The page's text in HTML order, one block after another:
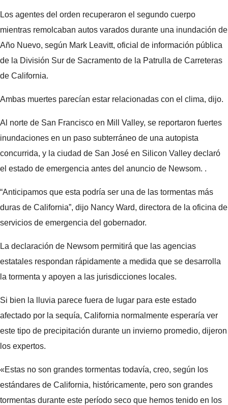
Los agentes del orden recuperaron el segundo cuerpo
mientras remolcaban autos varados durante una inundación de
Año Nuevo, según Mark Leavitt, oficial de información pública
de la División Sur de Sacramento de la Patrulla de Carreteras
de California.
Ambas muertes parecían estar relacionadas con el clima, dijo.
Al norte de San Francisco en Mill Valley, se reportaron fuertes
inundaciones en un paso subterráneo de una autopista
concurrida, y la ciudad de San José en Silicon Valley declaró
el estado de emergencia antes del anuncio de Newsom. .
“Anticipamos que esta podría ser una de las tormentas más
duras de California”, dijo Nancy Ward, directora de la oficina de
servicios de emergencia del gobernador.
La declaración de Newsom permitirá que las agencias
estatales respondan rápidamente a medida que se desarrolla
la tormenta y apoyen a las jurisdicciones locales.
Si bien la lluvia parece fuera de lugar para este estado
afectado por la sequía, California normalmente esperaría ver
este tipo de precipitación durante un invierno promedio, dijeron
los expertos.
«Estas no son grandes tormentas todavía, creo, según los
estándares de California, históricamente, pero son grandes
tormentas durante este período seco que hemos tenido en los